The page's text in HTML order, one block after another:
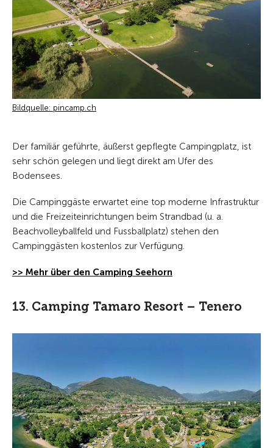
Bildquelle: pincamp.ch
Der familiär geführte, äußerst gepflegte Campingplatz, ist
sehr schön gelegen und liegt direkt am Ufer des
Bodensees.
Die Campinggäste erwartet eine top moderne Infrastruktur
und die Freizeiteinrichtungen beim Strandbad (u. a.
Beachvolleyballfeld und Fussballplatz) stehen den
Campinggästen kostenlos zur Verfügung.
>> Mehr über den Camping Seehorn
13. Camping Tamaro Resort – Tenero